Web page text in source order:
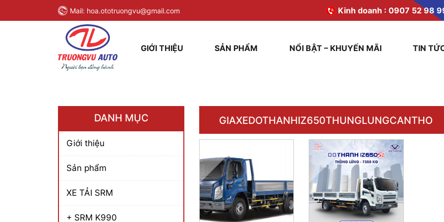
Mail: hoa.ototruongvu@gmail.com Kinh doanh : 0907 52 98
GIỚI THIỆU SẢN PHẨM NỔI BẬT – KHUYẾN MÃI TIN
DANH MỤC
Giới thiệu
Sản phẩm
XE TẢI SRM
+ SRM K990
GIAXEDOTHANHIZ650THUNGLUNGCANTHO